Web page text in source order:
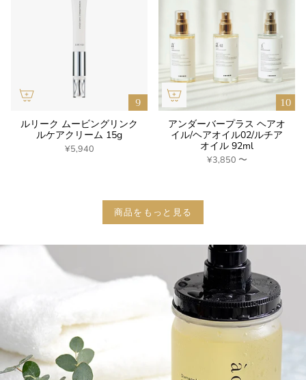
ルリーク ムービングリンク
ルケアクリーム 15g
¥5,940
アンダーバープラス ヘアオ
イル/ヘアオイル02/ルチア
オイル 92ml
¥3,850 〜
商品をもっと見る